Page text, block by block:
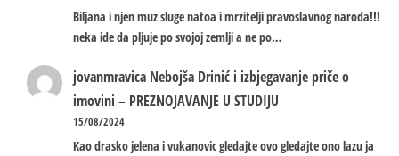
Biljana i njen muz sluge natoa i mrzitelji pravoslavnog naroda!!!
neka ide da pljuje po svojoj zemlji a ne po…
jovanmravica Nebojša Drinić i izbjegavanje priče o
imovini – PREZNOJAVANJE U STUDIJU
15/08/2024
Kao drasko jelena i vukanovic gledajte ovo gledajte ono lazu ja